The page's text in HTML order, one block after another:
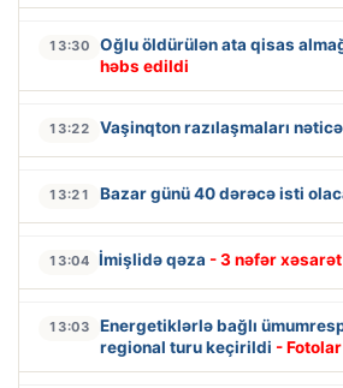
13:30 Oğlu öldürülən ata qisas
həbs edildi
13:22 Vaşinqton razılaşmaları
13:21 Bazar günü 40 dərəcə isti
13:04 İmişlidə qəza - 3 nəfər xəsarət
13:03
Energetiklərlə bağlı
regional turu keçirildi - Fotolar